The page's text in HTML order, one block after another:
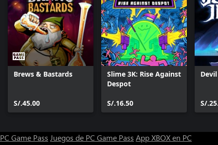
Brews & Bastards
S/.45.00
Slime 3K: Rise Against
Despot
S/.16.50 S/
PC Game Pass Juegos de PC Game Pass App XBOX en PC